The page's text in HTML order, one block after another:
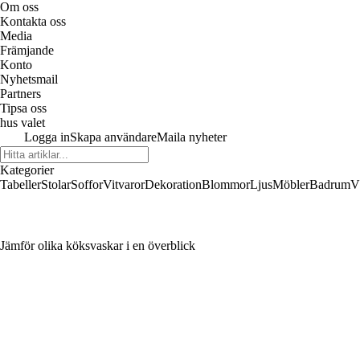
Om oss
Kontakta oss
Media
Främjande
Konto
Nyhetsmail
Partners
Tipsa oss
hus valet
Logga inSkapa användareMaila nyheter
Kategorier
TabellerStolarSofforVitvarorDekorationBlommorLjusMöblerBadrum
Jämför olika köksvaskar i en överblick